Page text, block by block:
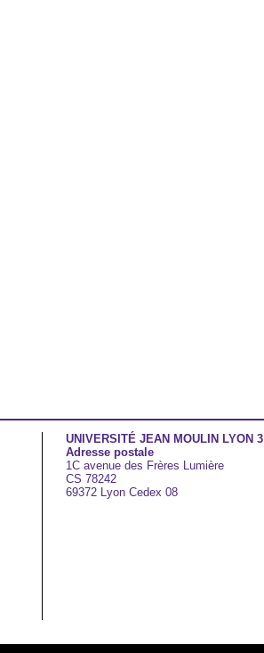
UNIVERSITÉ JEAN MOULIN LYON 3
Adresse postale
1C avenue des Frères Lumière
CS 78242
69372 Lyon Cedex 08